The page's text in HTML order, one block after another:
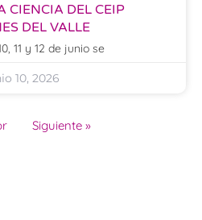
CIENCIA DEL CEIP
DEL VALLE
11 y 12 de junio se
10, 2026
Siguiente »